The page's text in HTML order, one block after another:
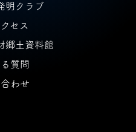
明クラブ
セス
郷土資料館
質問
わせ